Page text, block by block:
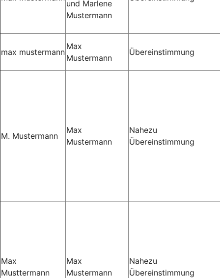
und Marlene
Mustermann
max mustermann
Max
Mustermann
Übereinstimmung
M. Mustermann
Max
Mustermann
Nahezu
Übereinstimmung
Max
Musttermann
Max
Mustermann
Nahezu
Übereinstimmung